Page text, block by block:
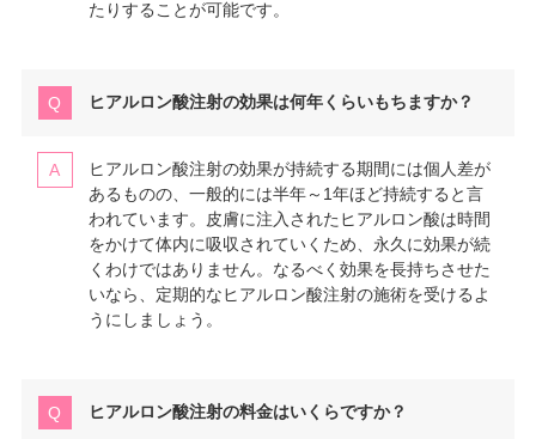
たりすることが可能です。
ヒアルロン酸注射の効果は何年くらいもちますか？
ヒアルロン酸注射の効果が持続する期間には個人差が
あるものの、一般的には半年～1年ほど持続すると言
われています。皮膚に注入されたヒアルロン酸は時間
をかけて体内に吸収されていくため、永久に効果が続
くわけではありません。なるべく効果を長持ちさせた
いなら、定期的なヒアルロン酸注射の施術を受けるよ
うにしましょう。
ヒアルロン酸注射の料金はいくらですか？